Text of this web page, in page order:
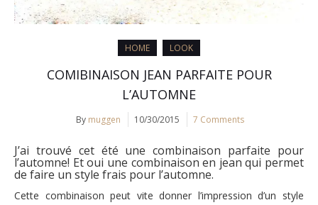
HOME LOOK
COMIBINAISON JEAN PARFAITE POUR
L’AUTOMNE
By muggen 10/30/2015 7 Comments
J’ai trouvé cet été une combinaison parfaite pour
l’automne! Et oui une combinaison en jean qui permet
de faire un style frais pour l’automne.
Cette combinaison peut vite donner l’impression d’un style